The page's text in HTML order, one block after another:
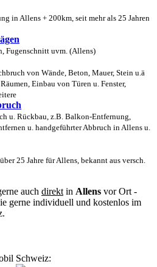
in Allens + 200km, seit mehr als 25 Jahren
Fugenschnitt uvm. (Allens)
von Wände, Beton, Mauer, Stein u.ä
Einbau von Türen u. Fenster,
u. Rückbau, z.B. Balkon-Entfernung,
u. handgeführter Abbruch in Allens u.
25 Jahre für Allens, bekannt aus versch.
auch direkt in Allens vor Ort -
gerne individuell und kostenlos im
Schweiz: